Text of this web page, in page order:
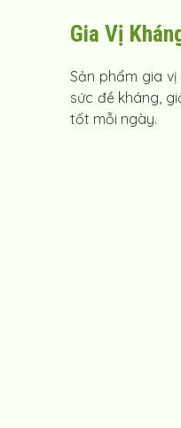
Gia Vị
Sản phẩm gia
sức đề kháng,
tốt mỗi ngày.